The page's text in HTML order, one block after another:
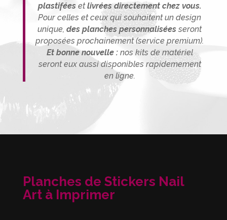
plastiféesetlivrées directement chez vous.
Pour celles et ceux qui souhaitent un design
unique,des planches personnaliséesseront
proposées prochainement (service premium).
Et bonne nouvelle : nos kits de matériel
seront eux aussi disponibles rapidemement
en ligne.
Planches de Stickers Nail
Art à Imprimer